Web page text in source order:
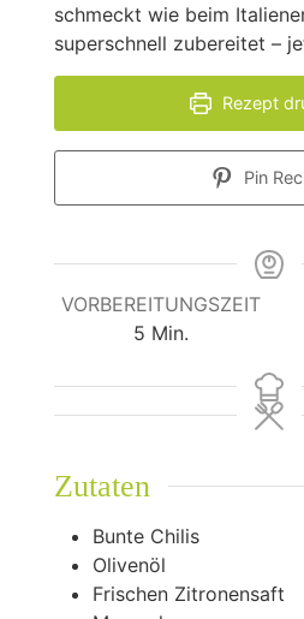
schmeckt wie beim
superschnell zubereitet –
Rezept
Pin
VORBEREITUNGSZEIT
5 Minuten
Min.
Zutaten
Bunte Chilis
Olivenöl
Frischen Zitronensaft